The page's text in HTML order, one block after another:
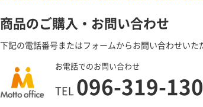
商品のご購入・お問い合わせ
下記の電話番号またはフォームからお問い合わせいた
お電話でのお問い合わせ
TEL 096-319-